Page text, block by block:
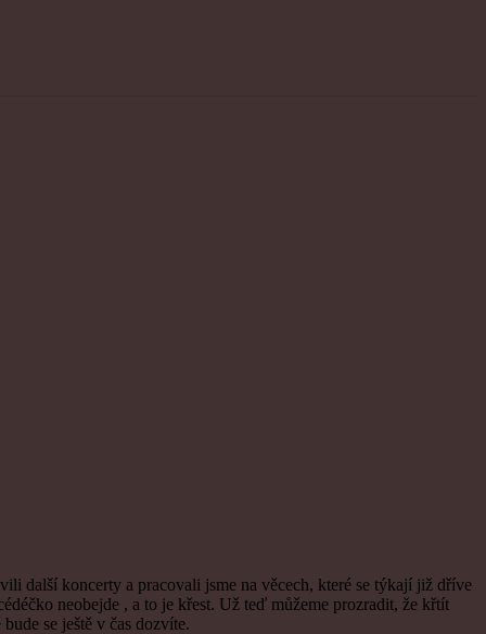
další koncerty a pracovali jsme na věcech, které se týkají již dříve
neobejde , a to je křest. Už teď můžeme prozradit, že křtít
se ještě v čas dozvíte.